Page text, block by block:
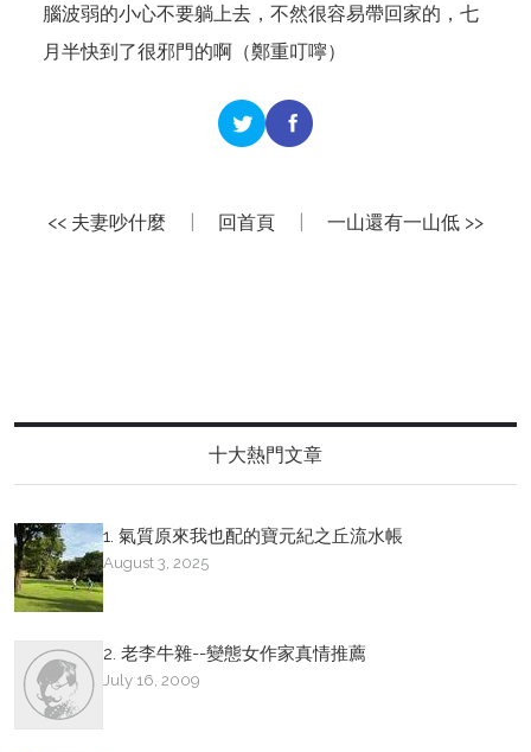
腦波弱的小心不要躺上去，不然很容易帶回家的，七
月半快到了很邪門的啊（鄭重叮嚀）
<< 夫妻吵什麼 回首頁 一山還有一山低 >>
十大熱門文章
1. 氣質原來我也配的寶元紀之丘流水帳
August 3, 2025
2. 老李牛雜--變態女作家真情推薦
July 16, 2009